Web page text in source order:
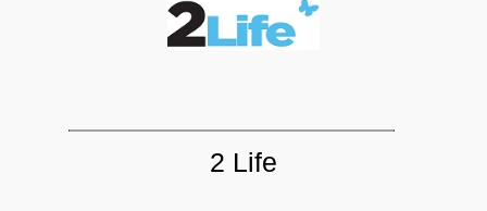
2 Life